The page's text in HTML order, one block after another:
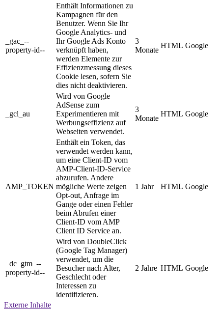
_gac_--
property-id--
Enthält Informationen zu
Kampagnen für den
Benutzer. Wenn Sie Ihr
Google Analytics- und
Ihr Google Ads Konto
verknüpft haben,
werden Elemente zur
Effizienzmessung dieses
Cookie lesen, sofern Sie
dies nicht deaktivieren.
3
Monate
HTML Google
_gcl_au
Wird von Google
AdSense zum
Experimentieren mit
Werbungseffizienz auf
Webseiten verwendet.
3
Monate
HTML Google
AMP_TOKEN
Enthält ein Token, das
verwendet werden kann,
um eine Client-ID vom
AMP-Client-ID-Service
abzurufen. Andere
mögliche Werte zeigen
Opt-out, Anfrage im
Gange oder einen Fehler
beim Abrufen einer
Client-ID vom AMP
Client ID Service an.
1 Jahr HTML Google
_dc_gtm_--
property-id--
Wird von DoubleClick
(Google Tag Manager)
verwendet, um die
Besucher nach Alter,
Geschlecht oder
Interessen zu
identifizieren.
2 Jahre HTML Google
Externe Inhalte